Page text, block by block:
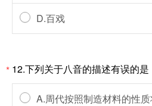
D.百戏
* 12.下列关于八音的描述有误的是
A.周代按照制造材料的性